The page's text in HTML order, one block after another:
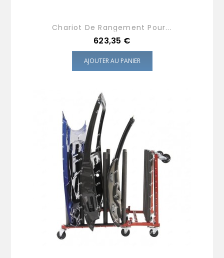
Chariot De Rangement Pour...
Prix
623,35 €
AJOUTER AU PANIER